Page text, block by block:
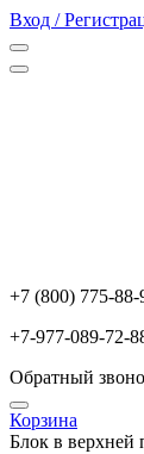
Вход /
+7 (800) 775-
+7-977-089-72-
Обратный
Корзина
Блок в верхней